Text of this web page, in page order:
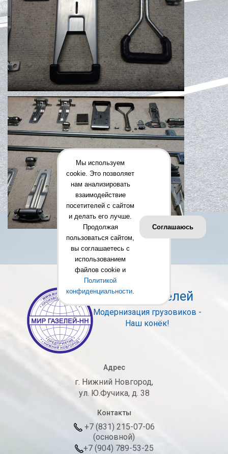
ПП МирГазелей
Модернизация грузовиков -
Наш конёк!
Адрес
г. Нижний Новгород,
ул. Ю.Фучика, д. 38
Контакты
+7 (831) 215-07-06
(основной)
+7 (904) 789-53-25
Мы используем
cookie. Это позволяет
нам анализировать
взаимодействие
посетителей с сайтом
и делать его лучше.
Продолжая
пользоваться сайтом,
вы соглашаетесь с
использованием
файлов cookie и
Политикой
конфиденциальности
Соглашаюсь